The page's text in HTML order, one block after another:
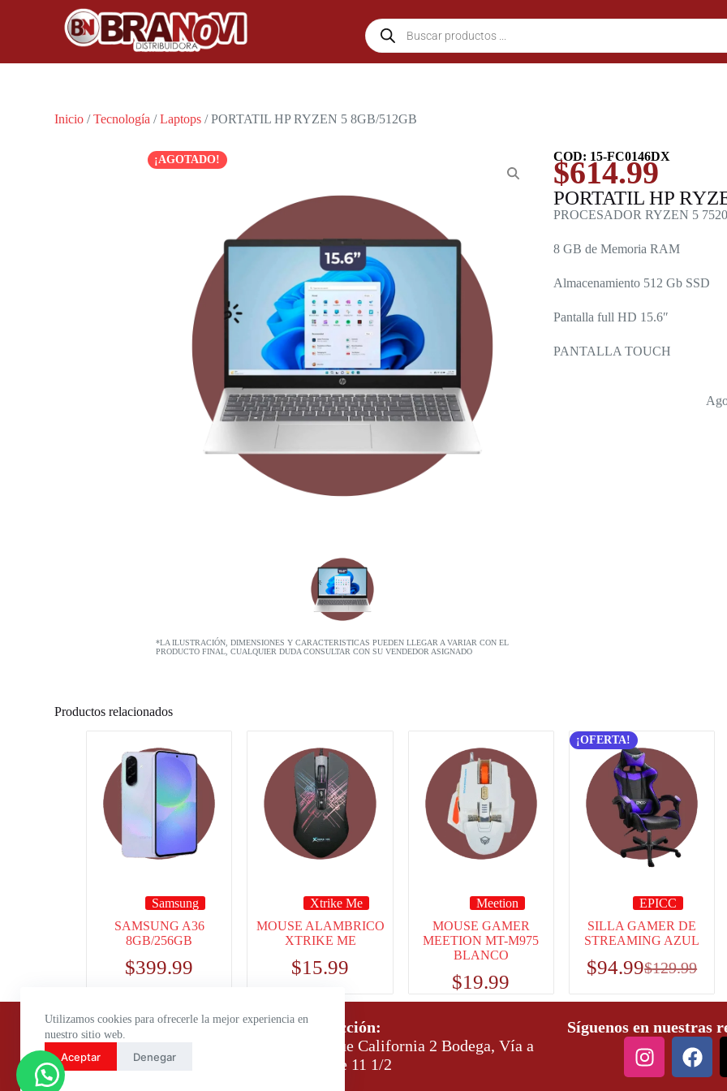
Utilizamos cookies para ofrecerle la mejor experiencia en
nuestro sitio web.
Aceptar Denegar
Inicio /Tecnología /Laptops / PORTATIL HP RYZEN 5 8GB/512GB
¡AGOTADO!
*LA ILUSTRACIÓN, DIMENSIONES Y CARACTERISTICAS PUEDEN LLEGAR A VARIAR CON EL
PRODUCTO FINAL, CUALQUIER DUDA CONSULTAR CON SU VENDEDOR ASIGNADO
COD: 15-FC0146DX
$614.99
PORTATIL HP
PROCESADOR RYZEN 5
8 GB de Memoria RAM
Almacenamiento 512 Gb SSD
Pantalla full HD 15.6″
PANTALLA TOUCH
Productos relacionados
Samsung
SAMSUNG A36
8GB/256GB
$399.99
Xtrike Me
MOUSE ALAMBRICO
XTRIKE ME
$15.99
Meetion
MOUSE GAMER
MEETION MT-M975
BLANCO
$19.99
¡OFERTA!
EPICC
SILLA GAMER DE
STREAMING AZUL
$129.99
$94.99
Horario de atención:
Lunes a Viernes: 9:00 – 18:00
Sábados: 9:00 – 14:00
Dirección:
Parque California 2 Bodega, Vía a
Daule 11 1/2
Síguenos en nuestras